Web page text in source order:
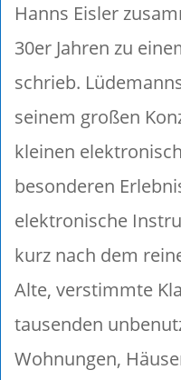
Hanns Eisler
30er Jahren zu
schrieb.
seinem großen
kleinen
besonderen
elektronische
kurz nach dem
Alte, verstimmte
tausenden
Wohnungen,